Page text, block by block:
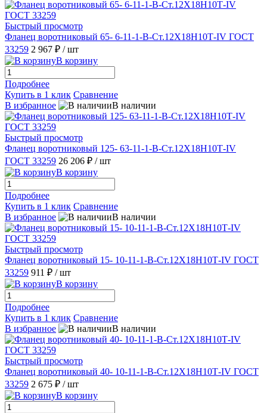
Быстрый просмотр
Фланец воротниковый 65- 6-11-1-B-Ст.12Х18Н10Т-IV ГОСТ
33259 2 967 ₽ / шт
В корзину
Подробнее
Купить в 1 клик Сравнение
В избранное
В наличии
Быстрый просмотр
Фланец воротниковый 125- 63-11-1-B-Ст.12Х18Н10Т-IV
ГОСТ 33259 26 206 ₽ / шт
В корзину
Подробнее
Купить в 1 клик Сравнение
В избранное
В наличии
Быстрый просмотр
Фланец воротниковый 15- 10-11-1-В-Ст.12Х18Н10Т-IV ГОСТ
33259 911 ₽ / шт
В корзину
Подробнее
Купить в 1 клик Сравнение
В избранное
В наличии
Быстрый просмотр
Фланец воротниковый 40- 10-11-1-B-Ст.12Х18Н10Т-IV ГОСТ
33259 2 675 ₽ / шт
В корзину